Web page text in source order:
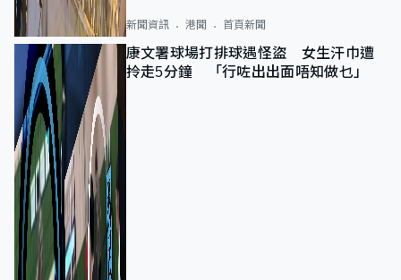
新聞資訊 港聞 首頁新聞
康文署球場打排球遇怪盜 女生汗巾遭
拎走5分鐘 「行咗出出面唔知做乜」